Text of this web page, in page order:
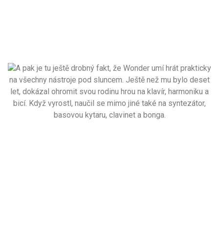
A pak je tu ještě drobný fakt, že Wonder umí hrát prakticky
na všechny nástroje pod sluncem. Ještě než mu bylo deset
let, dokázal ohromit svou rodinu hrou na klavír, harmoniku a
bicí. Když vyrostl, naučil se mimo jiné také na syntezátor,
basovou kytaru, clavinet a bonga.